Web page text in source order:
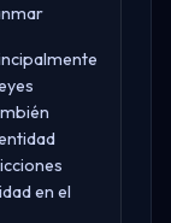
en el